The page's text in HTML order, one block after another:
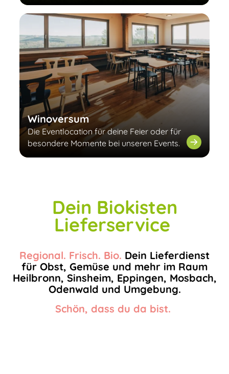
Winoversum
Die Eventlocation für deine Feier oder für
besondere Momente bei unseren Events.
Dein Biokisten
Lieferservice
Regional. Frisch. Bio. Dein Lieferdienst
für Obst, Gemüse und mehr im Raum
Heilbronn, Sinsheim, Eppingen, Mosbach,
Odenwald und Umgebung.
Schön, dass du da bist.